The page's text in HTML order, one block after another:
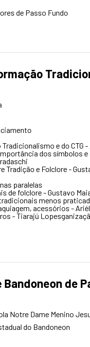
de Passo Fundo
e do CTG
dos símbolos
Tradição e Folclore -
paralelas
de folclore - Gustavo
menos
acessórios -
- Tiarajú
Bandoneon de
Notre Dame Menino
do Bandoneon